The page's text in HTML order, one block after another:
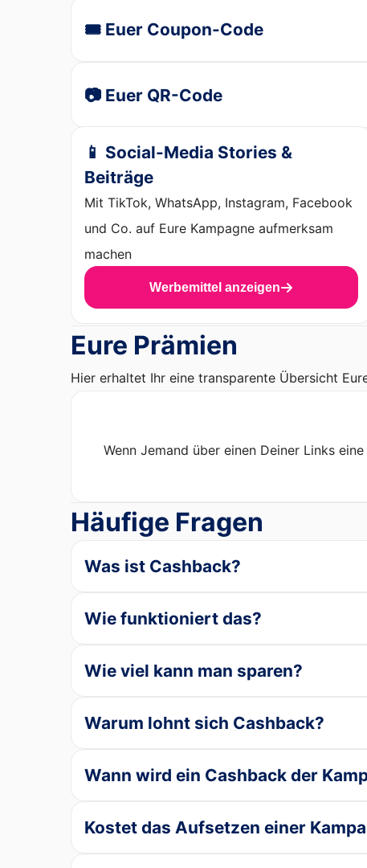
🎟️ Euer Coupon-Code
📷 Euer QR-Code
📱 Social-Media Stories &
Beiträge
Mit TikTok, WhatsApp, Instagram, Facebook
und Co. auf Eure Kampagne aufmerksam
machen
Werbemittel anzeigen
Eure Prämien
Hier erhaltet Ihr eine transparente Übersicht
Wenn Jemand über einen Deiner Links
Häufige Fragen
Was ist Cashback?
Wie funktioniert das?
Wie viel kann man sparen?
Warum lohnt sich Cashback?
Wann wird ein Cashback der
Kostet das Aufsetzen einer